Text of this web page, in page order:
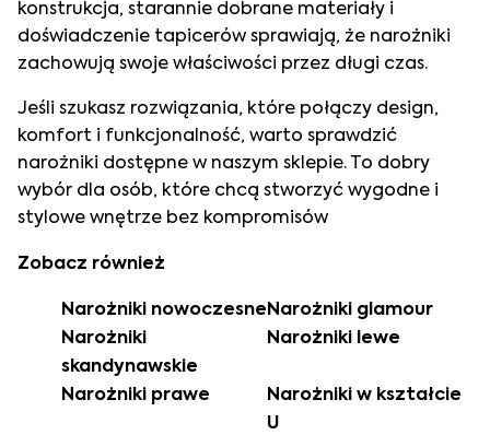
konstrukcja, starannie dobrane materiały i
doświadczenie tapicerów sprawiają, że narożniki
zachowują swoje właściwości przez długi czas.
Jeśli szukasz rozwiązania, które połączy design,
komfort i funkcjonalność, warto sprawdzić
narożniki dostępne w naszym sklepie. To dobry
wybór dla osób, które chcą stworzyć wygodne i
stylowe wnętrze bez kompromisów
Zobacz również
Narożniki nowoczesne Narożniki glamour
Narożniki
skandynawskie
Narożniki lewe
Narożniki prawe
Narożniki w kształcie
U